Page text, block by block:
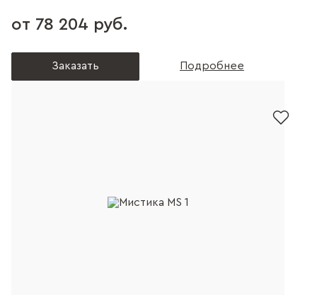
от 78 204 руб.
Заказать Подробнее